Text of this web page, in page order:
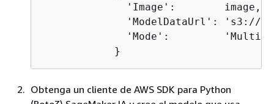
              'Image':        image,
              'ModelDataUrl': 's3://
'Mode':
            }
Obtenga un cliente de AWS SDK para Python